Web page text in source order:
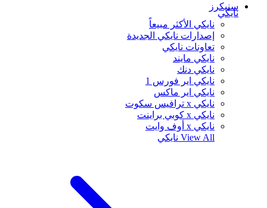
سنيكرز
نايكي
نايكي الأكثر مبيعاً
إصدارات نايكي الجديدة
تعاونات نايكي
نايكي مايند
نايكي دنك
نايكي اير فورس 1
نايكي اير ماكس
نايكي x ترافيس سكوت
نايكي x كوبي براينت
نايكي x أوف وايت
View All نايكي